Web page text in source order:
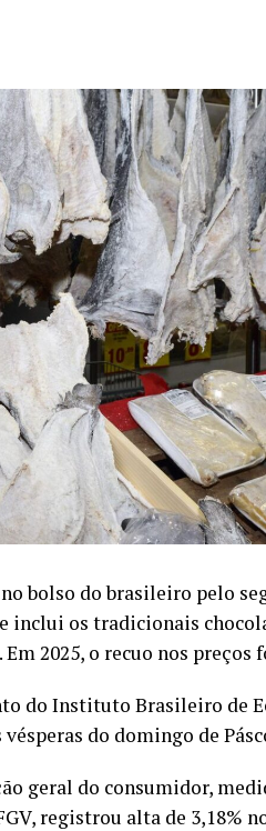
bolso do brasileiro pelo
inclui os tradicionais
2025, o recuo nos preços
do Instituto Brasileiro de
do domingo de
geral do consumidor,
registrou alta de 3,18%